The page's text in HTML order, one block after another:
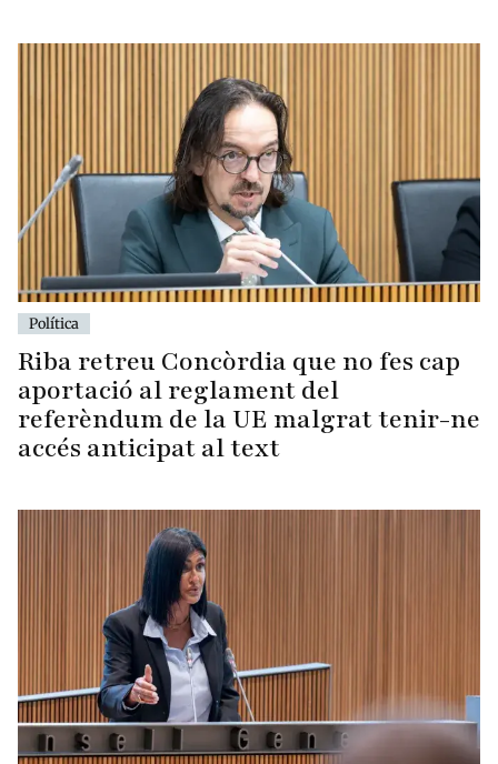
Política
Riba retreu Concòrdia que no fes cap
aportació al reglament del
referèndum de la UE malgrat tenir-ne
accés anticipat al text